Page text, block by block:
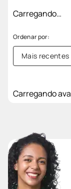
Carregando…
Mais recentes
Carregando